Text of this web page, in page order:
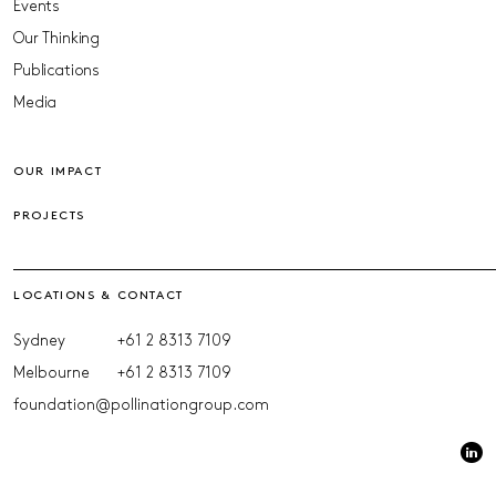
Events
Our Thinking
Publications
Media
OUR IMPACT
PROJECTS
LOCATIONS & CONTACT
Sydney
+61 2 8313 7109
Melbourne
+61 2 8313 7109
foundation@pollinationgroup.com